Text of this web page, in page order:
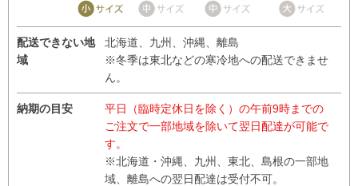
配送できない地
域
北海道、九州、沖縄、離島
※冬季は東北などの寒冷地への配送できませ
ん。
納期の目安
平日（臨時定休日を除く）の午前9時までの
ご注文で一部地域を除いて翌日配達が可能で
す。
※北海道・沖縄、九州、東北、島根の一部地
域、離島への翌日配達は受付不可。